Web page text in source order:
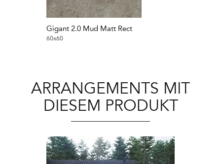
Gigant 2.0 Mud Matt Rect
60x60
ARRANGEMENTS MIT
DIESEM PRODUKT